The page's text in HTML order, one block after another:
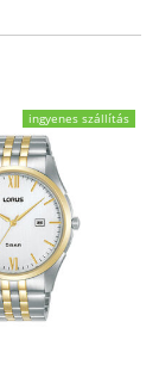
ingyenes szállítás